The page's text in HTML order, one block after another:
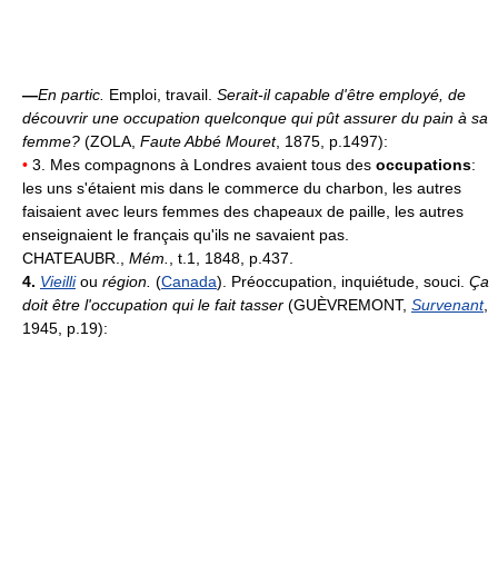
—En partic. Emploi, travail. Serait-il capable d'être employé, de
découvrir une occupation quelconque qui pût assurer du pain à sa
femme? (ZOLA, Faute Abbé Mouret, 1875, p.1497):
• 3. Mes compagnons à Londres avaient tous des occupations:
les uns s'étaient mis dans le commerce du charbon, les autres
faisaient avec leurs femmes des chapeaux de paille, les autres
enseignaient le français qu'ils ne savaient pas.
CHATEAUBR., Mém., t.1, 1848, p.437.
4. Vieilliou région. (Canada). Préoccupation, inquiétude, souci. Ça
doit être l'occupation qui le fait tasser (GUÈVREMONT, Survenant,
1945, p.19):